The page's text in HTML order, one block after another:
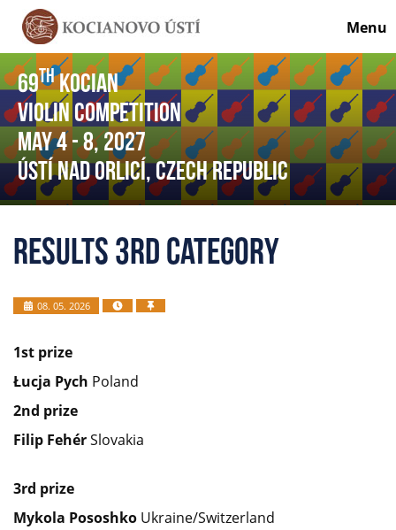
Menu
69thKocian
Violin Competition
May 4- 8, 2027
Ústí nad Orlicí, Czech Republic
Results 3rd category
08. 05. 2026
1st prize
Łucja Pych Poland
2nd prize
Filip FehérSlovakia
3rd prize
Mykola Pososhko Ukraine/Switzerland